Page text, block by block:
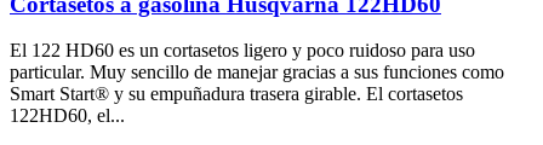
El 122 HD60 es un cortasetos ligero y poco ruidoso para uso
particular. Muy sencillo de manejar gracias a sus funciones como
Smart Start® y su empuñadura trasera girable. El cortasetos
122HD60, el...